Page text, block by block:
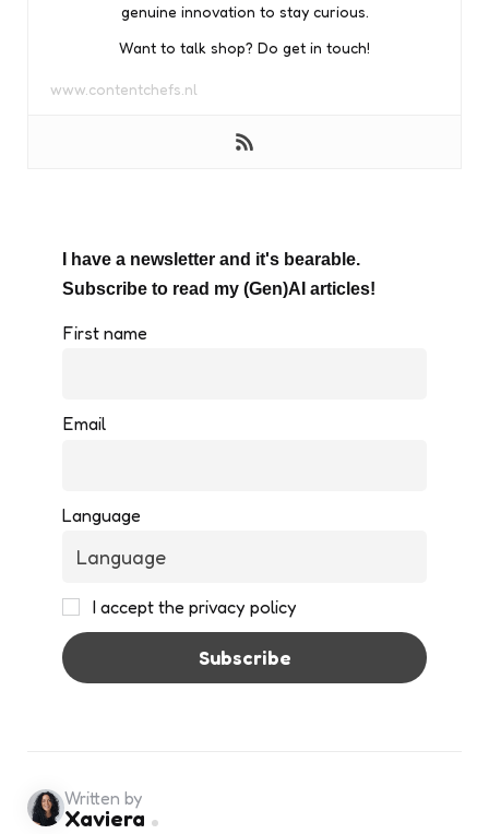
genuine innovation to stay curious.
Want to talk shop? Do get in touch!
www.contentchefs.nl
I have a newsletter and it's bearable.
Subscribe to read my (Gen)AI articles!
First name
Email
Language
I accept the privacy policy
Written by
Xaviera